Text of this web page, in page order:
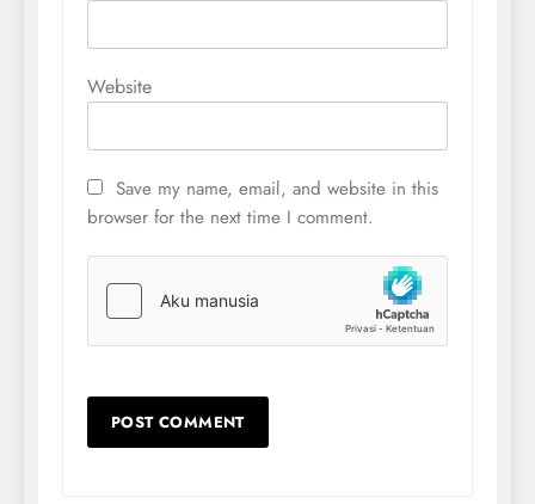
Website
Save my name, email, and website in this
browser for the next time I comment.